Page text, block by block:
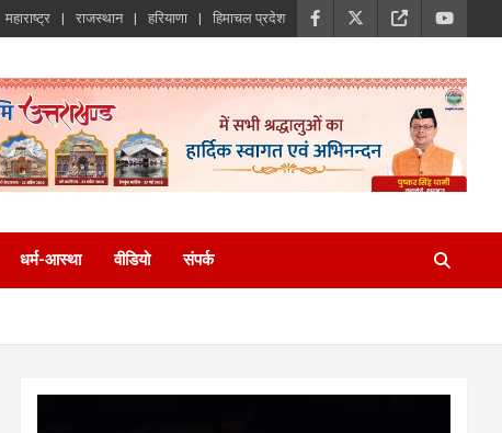
महाराष्ट्र राजस्थान हरियाणा हिमाचल प्रदेश
धर्म-आस्था वीडियो संपर्क